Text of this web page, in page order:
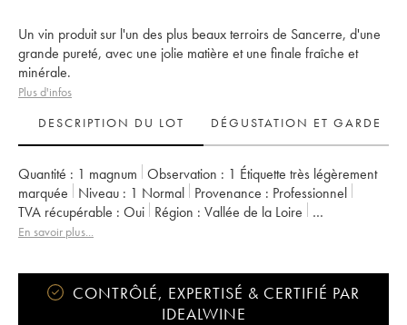
Un vin produit sur l'un des plus beaux terroirs de Sancerre, d'une
grande pureté, avec une jolie matière et une finale fraîche et
minérale.
Plus d'infos
DESCRIPTION DU LOT
DÉGUSTATION ET GARDE
Quantité : 1 magnum Observation : 1 Étiquette très légèrement
marquée
Niveau : 1 Normal Provenance :
professionnel
TVA récupérable :
oui Région :
Vallée de la Loire
Appellation :
En savoir plus...
CONTRÔLÉ, EXPERTISÉ & CERTIFIÉ PAR
IDEALWINE